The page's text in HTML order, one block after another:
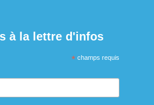
à la lettre d'infos
* champs requis